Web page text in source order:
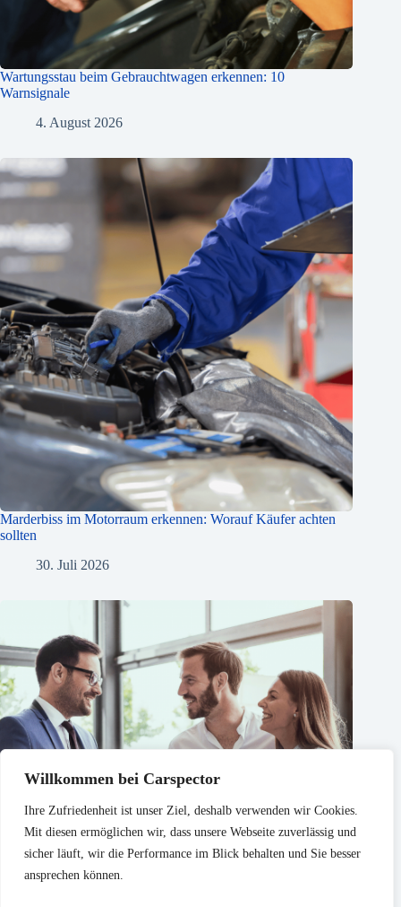
Willkommen bei Carspector
Ihre Zufriedenheit ist unser Ziel, deshalb verwenden wir Cookies.
Mit diesen ermöglichen wir, dass unsere Webseite zuverlässig und
sicher läuft, wir die Performance im Blick behalten und Sie besser
ansprechen können.
Wartungsstau beim Gebrauchtwagen erkennen: 10
Warnsignale
4. August 2026
Marderbiss im Motorraum erkennen: Worauf Käufer achten
sollten
30. Juli 2026